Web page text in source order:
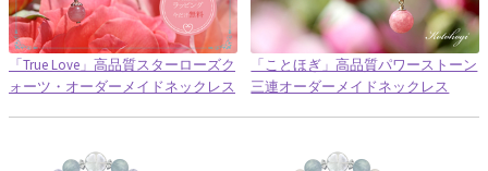
「True Love」高品質スターローズク
ォーツ・オーダーメイドネックレス
「ことほぎ」高品質パワーストーン
三連オーダーメイドネックレス